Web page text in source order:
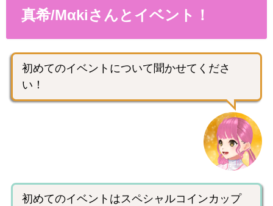
真希/Mαkiさんとイベント！
初めてのイベントについて聞かせてくださ
い！
初めてのイベントはスペシャルコインカップ